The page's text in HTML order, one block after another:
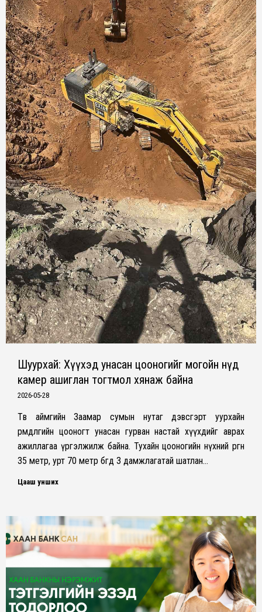
Шуурхай: Хүүхэд унасан цооногийг могойн нүд
камер ашиглан тогтмол хянаж байна
2026-05-28
Төв аймгийн Заамар сумын нутаг дэвсгэрт уурхайн
өрөмдлөгийн цооногт унасан гурван настай хүүхдийг аврах
ажиллагаа үргэлжилж байна. Тухайн цооногийн нүхний өргөн
35 метр, урт 70 метр бөгөөд 3 дамжлагатай шатлан…
Цааш унших